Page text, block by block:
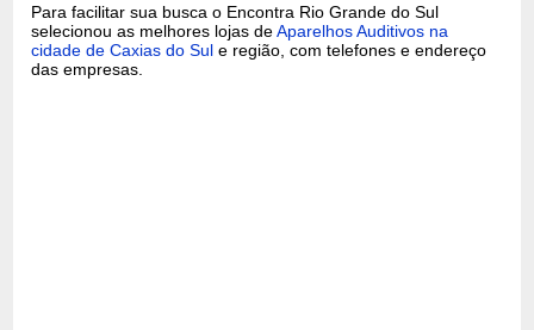
Para facilitar sua busca o Encontra Rio Grande do Sul
selecionou as melhores lojas deAparelhos Auditivos na
cidade de Caxias do Sul e região, com telefones e endereço
das empresas.